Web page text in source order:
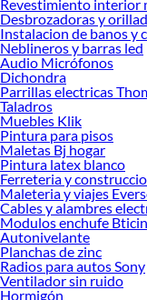
Diferencial eléctrico!
Explora la variedad de
Herramientas, materiales y
renovación de espacios.
ofrecerte!
Encuentra una amplia
Sodimac. Encuentra todo lo
decoración. ¡Visítanos y haz
Revestimiento interior
Desbrozadoras y
Instalacion de banos y
Neblineros y barras led
Audio Micrófonos
Dichondra
Parrillas electricas
Taladros
Muebles Klik
Pintura para pisos
Maletas Bj hogar
Pintura latex blanco
Ferreteria y
Maleteria y viajes
Cables y alambres
Modulos enchufe
Autonivelante
Planchas de zinc
Radios para autos Sony
Ventilador sin ruido
Hormigón